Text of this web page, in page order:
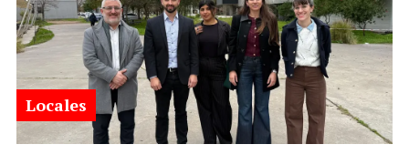
Locales